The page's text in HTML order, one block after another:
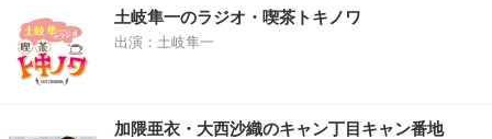
土岐隼一のラジオ・喫茶トキノワ
出演：土岐隼一
加隈亜衣・大西沙織のキャン丁目キャン番地